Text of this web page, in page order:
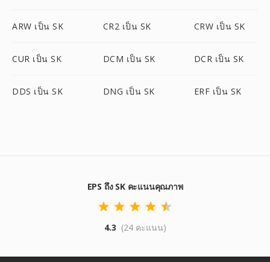
ARW เป็น SK CR2 เป็น SK CRW เป็น SK
CUR เป็น SK DCM เป็น SK DCR เป็น SK
DDS เป็น SK DNG เป็น SK ERF เป็น SK
EPS ถึง SK คะแนนคุณภาพ
4.3 (24 คะแนน)